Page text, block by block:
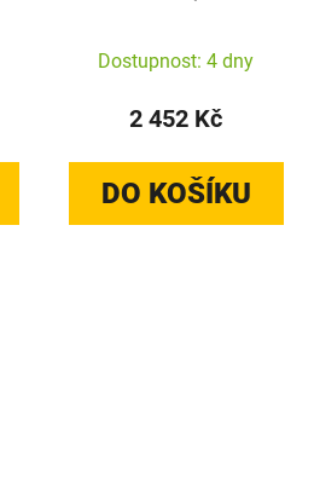
Dostupnost: 4 dny
2 452 Kč
DO KOŠÍKU